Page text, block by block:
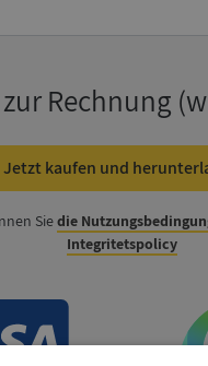
Rechnung
Jetzt kaufen und
Siedie
Integritetspolicy